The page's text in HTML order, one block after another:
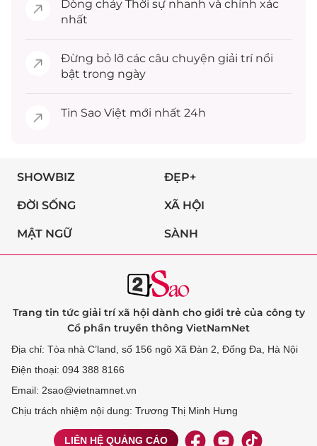
Dòng chảy Thời sự nhanh và chính xác
nhất
Đừng bỏ lỡ các câu chuyện giải trínổi
bật trong ngày
Tin Sao Việt mới nhất 24h
SHOWBIZ ĐẸP+
ĐỜI SỐNG XÃ HỘI
MẬT NGỮ SÀNH
Trang tin tức giải trí xã hội dành cho giới trẻ của công ty
Cổ phần truyền thông VietNamNet
Địa chỉ: Tòa nhà C’land, số 156 ngõ Xã Đàn 2, Đống Đa, Hà Nội
Điện thoại: 094 388 8166
Email: 2sao@vietnamnet.vn
Chịu trách nhiệm nội dung: Trương Thị Minh Hưng
LIÊN HỆ QUẢNG CÁO